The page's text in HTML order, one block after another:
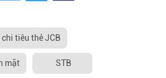
chi tiêu thẻ JCB
mặt STB